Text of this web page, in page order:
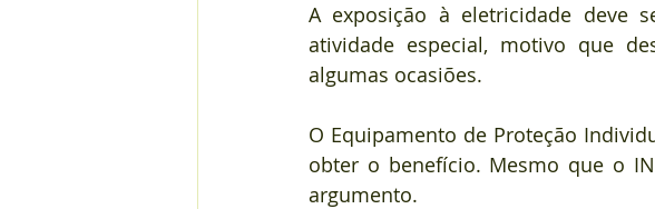
A exposição à eletricidade deve
atividade especial, motivo que
algumas ocasiões.
O Equipamento de Proteção
obter o benefício. Mesmo que o
argumento.